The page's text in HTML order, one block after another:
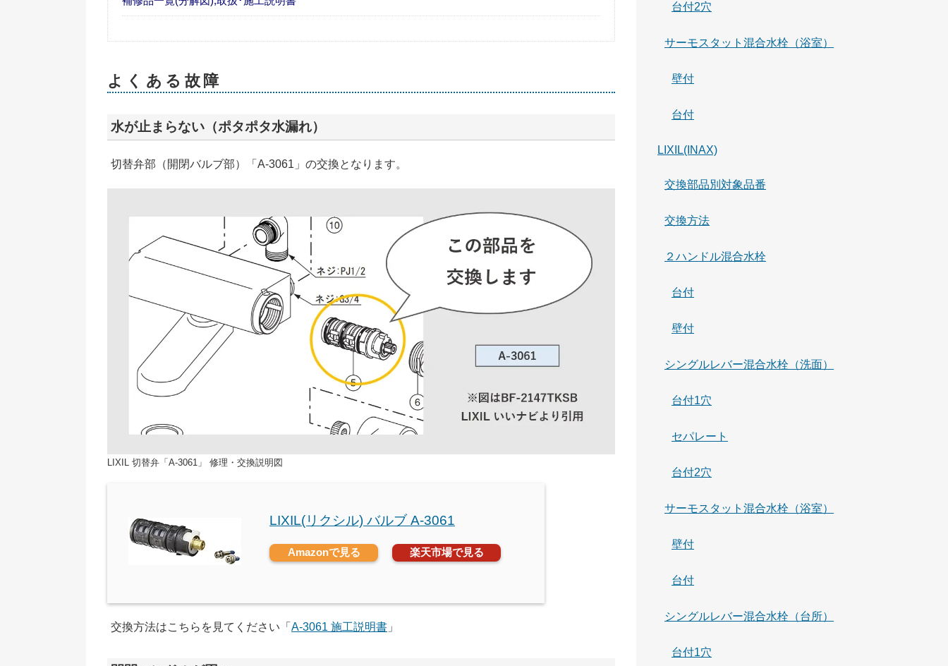
よくある故障
水が止まらない（ポタポタ水漏れ）
切替弁部（開閉バルブ部）「A-3061」の交換となります。
LIXIL 切替弁「A-3061」 修理・交換説明図
LIXIL(リクシル) バルブ A-3061
Amazonで見る 楽天市場で見る
交換方法はこちらを見てください「 A-3061 施工説明書 」
台付2穴
サーモスタット混合水栓（浴室）
壁付
台付
LIXIL(INAX)
交換部品別対象品番
交換方法
２ハンドル混合水栓
台付
壁付
シングルレバー混合水栓（洗面）
台付1穴
セパレート
台付2穴
サーモスタット混合水栓（浴室）
壁付
台付
シングルレバー混合水栓（台所）
台付1穴